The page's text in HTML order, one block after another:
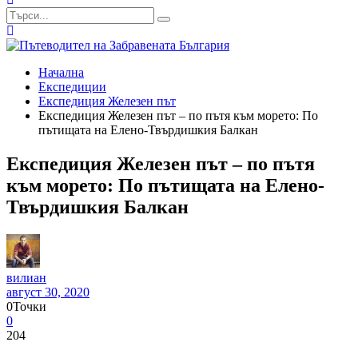
Начална
Експедиции
Експедиция Железен път
Експедиция Железен път – по пътя към морето: По
пътищата на Елено-Твърдишкия Балкан
Експедиция Железен път – по пътя
към морето: По пътищата на Елено-
Твърдишкия Балкан
вилиан
август 30, 2020
0Точки
0
204